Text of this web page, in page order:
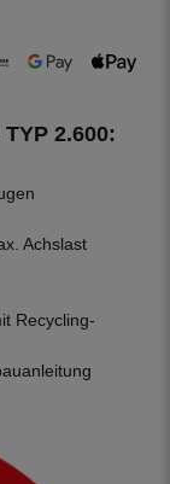
2.600:
Achslast
Recycling-